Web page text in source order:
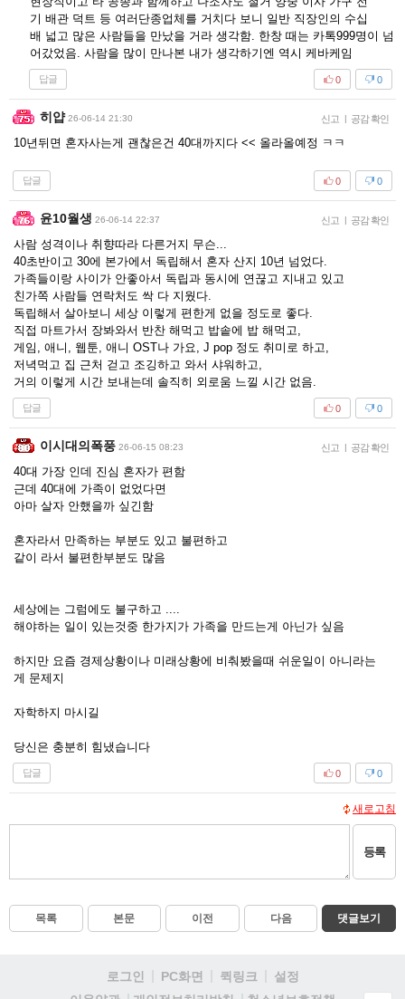
기 배관 덕트 등 여러단종업체를 거치다 보니 일반 직장인의 수십
배 넓고 많은 사람들을 만났을 거라 생각함. 한창 때는 카톡999명이 넘
어갔었음. 사람을 많이 만나본 내가 생각하기엔 역시 케바케임
답글 0
0
히얍 26-06-14 21:30 신고 | 공감 확인
10년뒤면 혼자사는게 괜찮은건 40대까지다 << 올라올예정 ㅋㅋ
답글 0
0
윤10월생 26-06-14 22:37 신고 | 공감 확인
사람 성격이나 취향따라 다른거지 무슨...
40초반이고 30에 본가에서 독립해서 혼자 산지 10년 넘었다.
가족들이랑 사이가 안좋아서 독립과 동시에 연끊고 지내고 있고
친가쪽 사람들 연락처도 싹 다 지웠다.
독립해서 살아보니 세상 이렇게 편한게 없을 정도로 좋다.
직접 마트가서 장봐와서 반찬 해먹고 밥솥에 밥 해먹고,
게임, 애니, 웹툰, 애니 OST나 가요, J pop 정도 취미로 하고,
저녁먹고 집 근처 걷고 조깅하고 와서 샤워하고,
거의 이렇게 시간 보내는데 솔직히 외로움 느낄 시간 없음.
답글 0
0
이시대의폭풍 26-06-15 08:23 신고 | 공감 확인
40대 가장 인데 진심 혼자가 편함
근데 40대에 가족이 없었다면
아마 살자 안했을까 싶긴함
혼자라서 만족하는 부분도 있고 불편하고
같이 라서 불편한부분도 많음
세상에는 그럼에도 불구하고 ....
해야하는 일이 있는것중 한가지가 가족을 만드는게 아닌가 싶음
하지만 요즘 경제상황이나 미래상황에 비춰봤을때 쉬운일이 아니라는
게 문제지
자학하지 마시길
당신은 충분히 힘냈습니다
답글 0
0
새로고침
등록
목록 본문 이전 다음 댓글보기
로그인 PC화면 퀵링크
설정